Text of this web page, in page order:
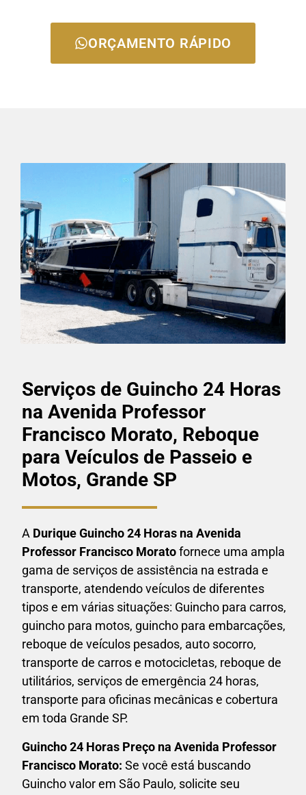
ORÇAMENTO RÁPIDO
Serviços de Guincho 24 Horas
na Avenida Professor
Francisco Morato, Reboque
para Veículos de Passeio e
Motos, Grande SP
A Durique Guincho 24 Horas na Avenida
Professor Francisco Moratofornece uma ampla
gama de serviços de assistência na estrada e
transporte, atendendo veículos de diferentes
tipos e em várias situações: Guincho para carros,
guincho para motos, guincho para embarcações,
reboque de veículos pesados, auto socorro,
transporte de carros e motocicletas, reboque de
utilitários, serviços de emergência 24 horas,
transporte para oficinas mecânicas e cobertura
em toda Grande SP.
Guincho 24 Horas Preço na Avenida Professor
Francisco Morato: Se você está buscando
Guincho valor em São Paulo, solicite seu